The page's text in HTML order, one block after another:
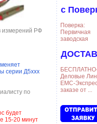
измерений РФ
серии Д5ххх
по
будет
15-20 минут
с
Поверка:
Первичная
заводская
Деловые
ЕМС-
заказе от ...